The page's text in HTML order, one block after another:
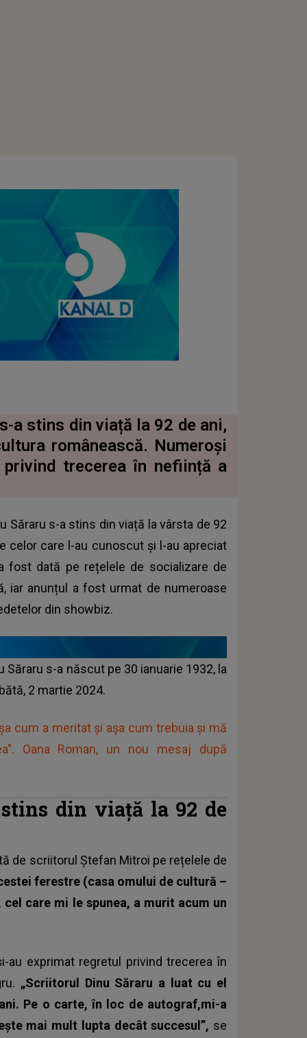
a stins din viață la 92 de ani,
românească. Numeroși
trecerea în neființă a
Săraru s-a stins din viață la vârsta de 92
celor care l-au cunoscut și l-au apreciat
fost dată pe rețelele de socializare de
iar anunțul a fost urmat de numeroase
din showbiz.
s-a născut pe 30 ianuarie 1932, la
2 martie 2024.
cum a meritat și așa cum trebuia și mă
Oana Roman, un nou mesaj după
din viață la 92 de
de scriitorul Ștefan Mitroi pe rețelele de
ferestre (casa omului de cultură –
care mi le spunea, a murit acum un
exprimat regretul privind trecerea în
„Scriitorul Dinu Săraru a luat cu el
Pe o carte, în loc de autograf,mi-a
mai mult lupta decât succesul”, se